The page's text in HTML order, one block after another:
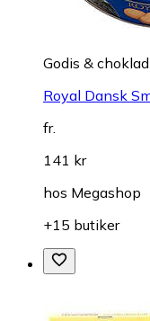
Godis & choklad
Royal Dansk
fr.
141 kr
hos Megashop
+15 butiker